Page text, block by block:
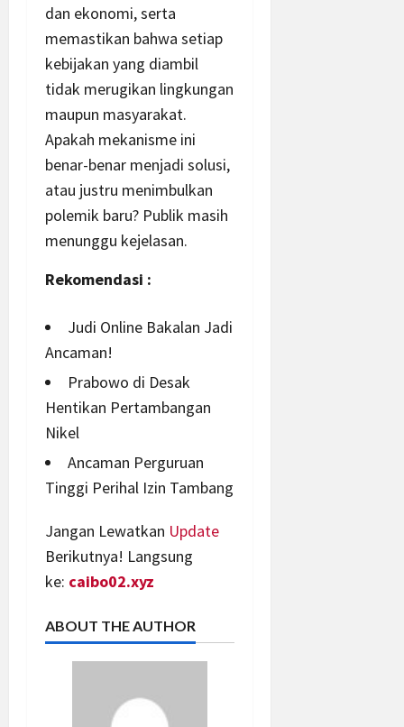
dan ekonomi, serta
memastikan bahwa setiap
kebijakan yang diambil
tidak merugikan lingkungan
maupun masyarakat.
Apakah mekanisme ini
benar-benar menjadi solusi,
atau justru menimbulkan
polemik baru? Publik masih
menunggu kejelasan.
Rekomendasi :
Judi Online Bakalan Jadi
Ancaman!
Prabowo di Desak
Hentikan Pertambangan
Nikel
Ancaman Perguruan
Tinggi Perihal Izin Tambang
Jangan Lewatkan Update
Berikutnya! Langsung
ke: caibo02.xyz
ABOUT THE AUTHOR